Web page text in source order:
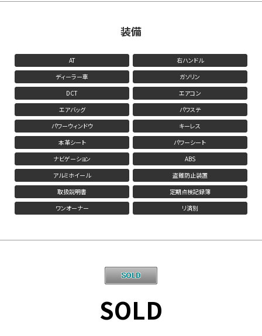
装備
AT
右ハンドル
ディーラー車
ガソリン
DCT
エアコン
エアバッグ
パワステ
パワーウィンドウ
キーレス
本革シート
パワーシート
ナビゲーション
ABS
アルミホイール
盗難防止装置
取扱説明書
定期点検記録簿
ワンオーナー
リ済別
SOLD